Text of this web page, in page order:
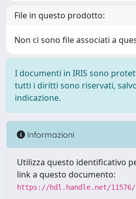
File in questo prodotto:
Non ci sono file associati a
I documenti in IRIS sono
tutti i diritti sono riservati,
indicazione.
Informazioni
Utilizza questo identificativo
link a questo documento:
https://hdl.handle.net/11576/